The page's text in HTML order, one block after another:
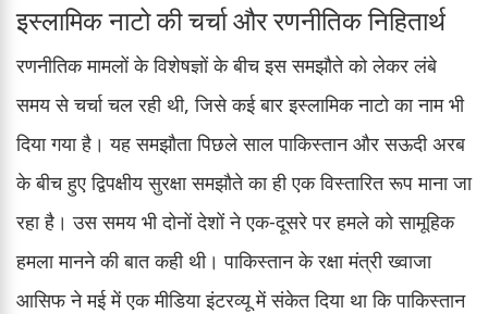
इस्लामिक नाटो की चर्चा और रणनीतिक निहितार्थ
रणनीतिक मामलों के विशेषज्ञों के बीच इस समझौते को लेकर लंबे
समय से चर्चा चल रही थी, जिसे कई बार इस्लामिक नाटो का नाम भी
दिया गया है। यह समझौता पिछले साल पाकिस्तान और सऊदी अरब
के बीच हुए द्विपक्षीय सुरक्षा समझौते का ही एक विस्तारित रूप माना जा
रहा है। उस समय भी दोनों देशों ने एक-दूसरे पर हमले को सामूहिक
हमला मानने की बात कही थी। पाकिस्तान के रक्षा मंत्री ख्वाजा
आसिफ ने मई में एक मीडिया इंटरव्यू में संकेत दिया था कि पाकिस्तान